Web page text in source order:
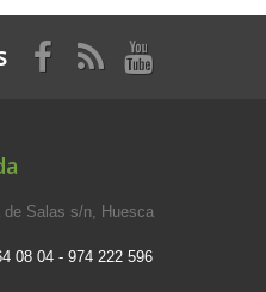
de Salas s/n, Huesca
08 04 - 974 222 596